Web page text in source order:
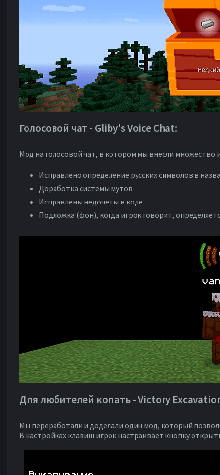
Голосовой чат - Gliby's Voice Chat:
Мод на голосовой чат, в котором мы внесли множество
Исправлено определение русских символов в
Доработка системы мутов
Исправлены недочеты в коде
Подложка (фон), когда игрок говорит,
Для любителей копать - Victory
Мы переработали и доделали один мод, который
В настройках клавиш игрок настраивает кнопку